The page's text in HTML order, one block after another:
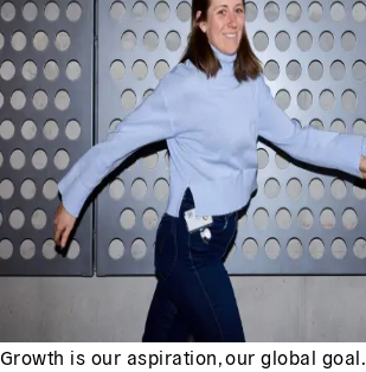
Growth is our aspiration, our global goal.